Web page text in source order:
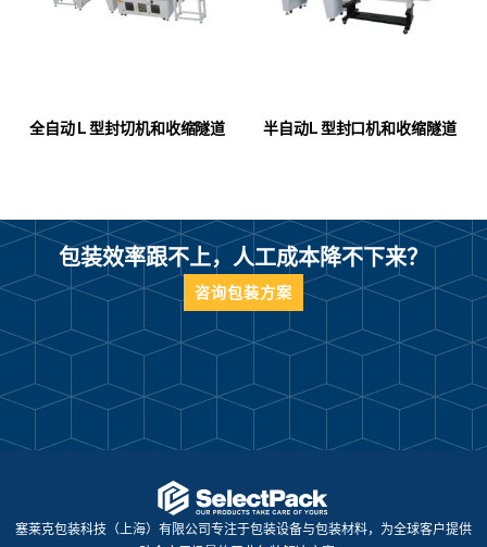
全自动 L 型封切机和收缩隧道 半自动L 型封口机和收缩隧道
包装效率跟不上，人工成本降不下来？
咨询包装方案
塞莱克包装科技（上海）有限公司专注于包装设备与包装材料，为全球客户提供